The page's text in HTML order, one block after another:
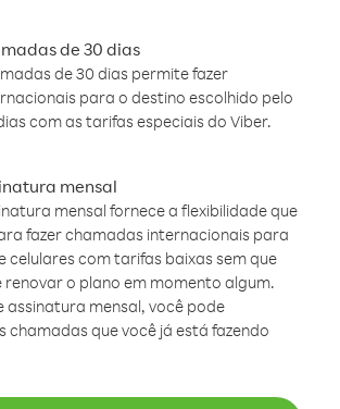
de 30 dias
de 30 dias permite fazer
para o destino escolhido pelo
com as tarifas especiais do Viber.
mensal
mensal fornece a flexibilidade que
fazer chamadas internacionais para
celulares com tarifas baixas sem que
renovar o plano em momento algum.
assinatura mensal, você pode
chamadas que você já está fazendo